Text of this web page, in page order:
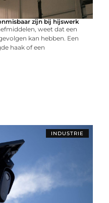
zijn bij hijswerk
weet dat een
kan hebben. Een
haak of een
INDUSTRIE